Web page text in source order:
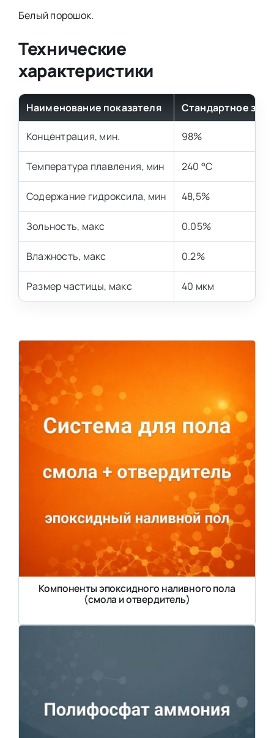
Белый порошок.
Технические
характеристики
Наименование показателя Стандартное
Концентрация, мин. 98%
Температура плавления, мин 240 °C
Содержание гидроксила, мин 48,5%
Зольность, макс 0.05%
Влажность, макс 0.2%
Размер частицы, макс 40 мкм
Компоненты эпоксидного наливного пола
(смола и отвердитель)